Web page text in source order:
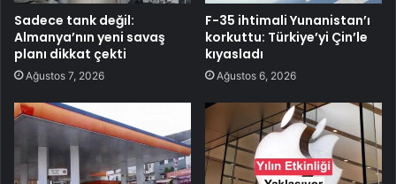
Sadece tank değil:
Almanya’nın yeni savaş
planı dikkat çekti
Ağustos 7, 2026
F-35 ihtimali Yunanistan’ı
korkuttu: Türkiye’yi Çin’le
kıyasladı
Ağustos 6, 2026